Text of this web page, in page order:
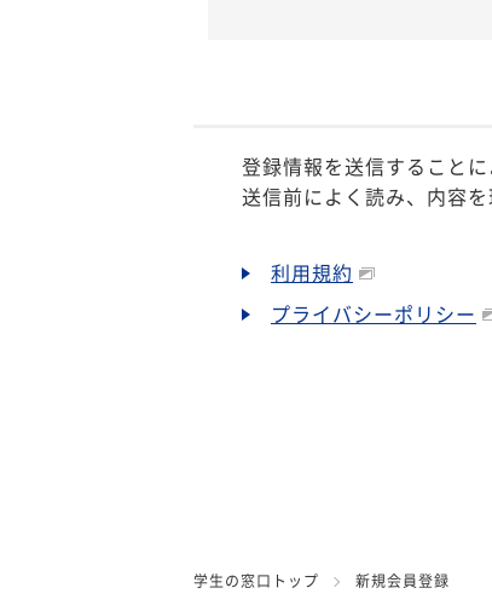
登録情報を送信すること
送信前によく読み、内容
利用規約
プライバシーポリシー
学生の窓口トップ 新規会員登録